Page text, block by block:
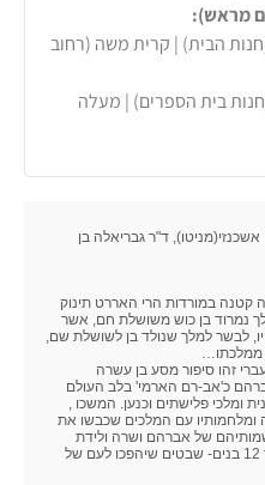
מראש):
הבית) | קרית משה (רחוב
בית הספרים) | מעלה
ד"ר גבריאלה בן
במערה קטנה במורדות הרי האררט תינוק
נמרוד בן כוש משושלת חם, אשר
לבשר למלך שנולד בן לשושלת שם,
זהו סיפור מסע בן עשרה
כ'אב-רם הארמי' בלב העולם
ומלכי פלישתים וכנען. המשכו ,
ומלחמותיו עם המלכים שכבשו את
של אברהם ושרה ולידת
יצחק, ממשיך השושלת, שבנו יעקב יוליד 12 בנים- שבטים שיהפכו לעם של